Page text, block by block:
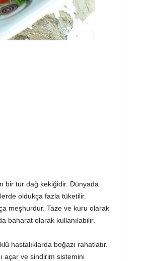
bir tür dağ kekiğidir. Dünyada
oldukça fazla tüketilir.
meşhurdur. Taze ve kuru olarak
baharat olarak kullanılabilir.
hastalıklarda boğazı rahatlatır.
açar ve sindirim sistemini